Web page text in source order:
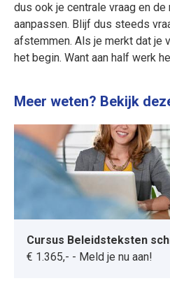
dus ook je centrale vraag en
aanpassen. Blijf dus steeds
afstemmen. Als je merkt dat je
het begin. Want aan half werk
Meer weten? Bekijk
Cursus Beleidsteksten
€ 1.365,- - Meld je nu aan!